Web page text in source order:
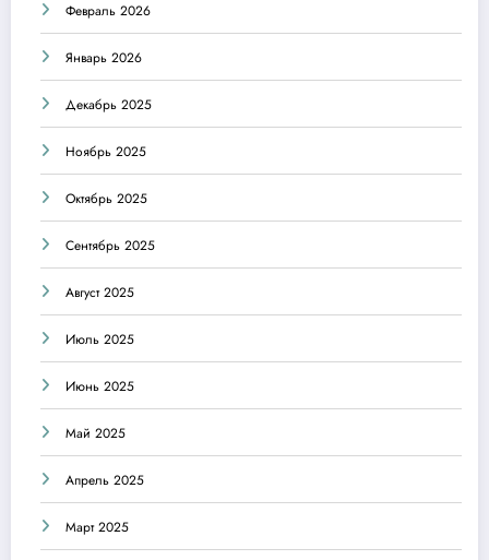
Февраль 2026
Январь 2026
Декабрь 2025
Ноябрь 2025
Октябрь 2025
Сентябрь 2025
Август 2025
Июль 2025
Июнь 2025
Май 2025
Апрель 2025
Март 2025